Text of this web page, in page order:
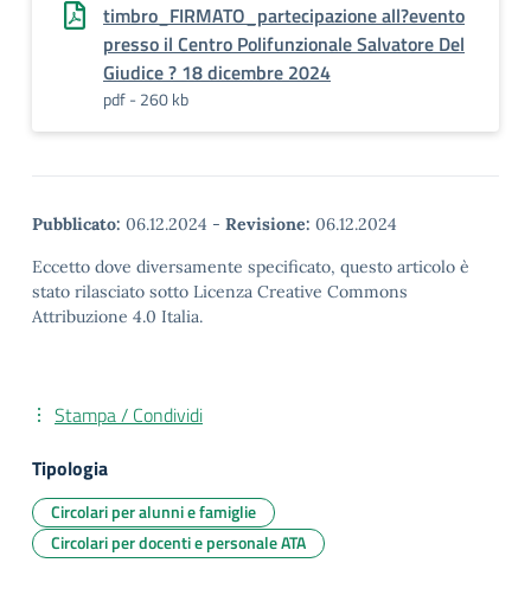
timbro_FIRMATO_partecipazione all?evento
presso il Centro Polifunzionale Salvatore Del
Giudice ? 18 dicembre 2024
pdf - 260 kb
Pubblicato: 06.12.2024 - Revisione: 06.12.2024
Eccetto dove diversamente specificato, questo articolo è
stato rilasciato sotto Licenza Creative Commons
Attribuzione 4.0 Italia.
Stampa / Condividi
Tipologia
Circolari per alunni e famiglie
Circolari per docenti e personale ATA